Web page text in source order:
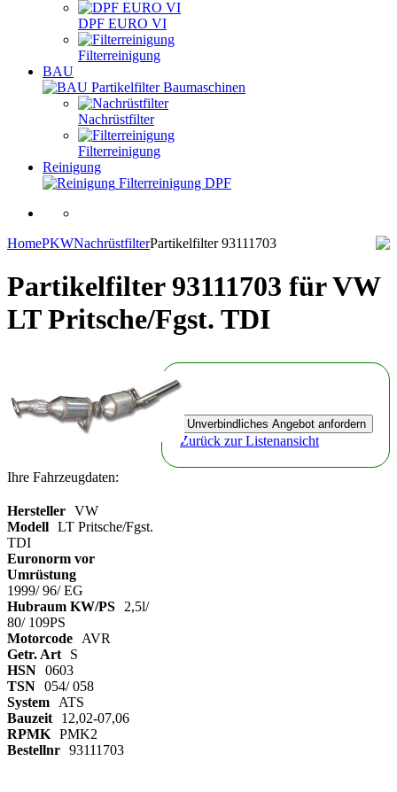
DPF EURO VI
Filterreinigung
BAU
Partikelfilter Baumaschinen
Nachrüstfilter
Filterreinigung
Reinigung
Filterreinigung DPF
HomePKWNachrüstfilterPartikelfilter 93111703
Partikelfilter 93111703 für VW
LT Pritsche/Fgst. TDI
Ihre Fahrzeugdaten:
Hersteller VW
Modell LT Pritsche/Fgst.
TDI
Euronorm vor
Umrüstung
1999/ 96/ EG
Hubraum KW/PS
2,5l/
80/ 109PS
Motorcode
AVR
Getr. Art
S
HSN 0603
TSN 054/ 058
System
ATS
Bauzeit
12,02-07,06
RPMK PMK2
Bestellnr 93111703
Zurück zur Listenansicht